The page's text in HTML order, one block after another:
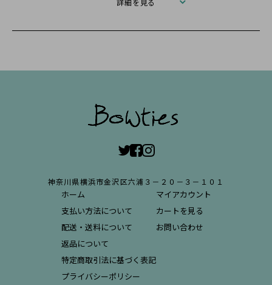
神奈川県横浜市金沢区六浦３－２０－３－１０１
ホーム
支払い方法について
配送・送料について
返品について
特定商取引法に基づく表記
プライバシーポリシー
マイアカウント
カートを見る
お問い合わせ